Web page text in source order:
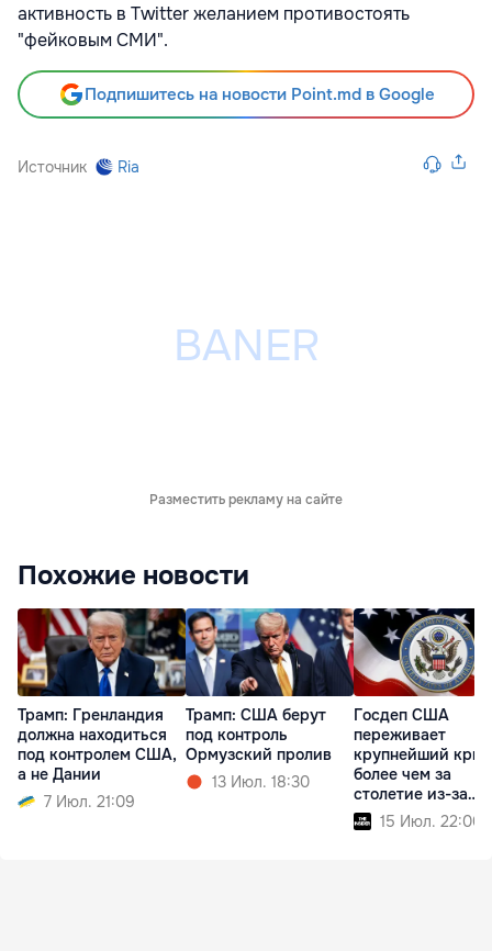
активность в Twitter желанием противостоять
"фейковым СМИ".
Подпишитесь на новости Point.md в Google
Источник Ria
Разместить рекламу на сайте
Похожие новости
Трамп: Гренландия
должна находиться
под контролем США,
а не Дании
7 Июл. 21:09
Трамп: США берут
под контроль
Ормузский пролив
13 Июл. 18:30
Госдеп США
переживает
крупнейший
более чем за
столетие из-за
реформ Трампа
15 Июл. 22:00